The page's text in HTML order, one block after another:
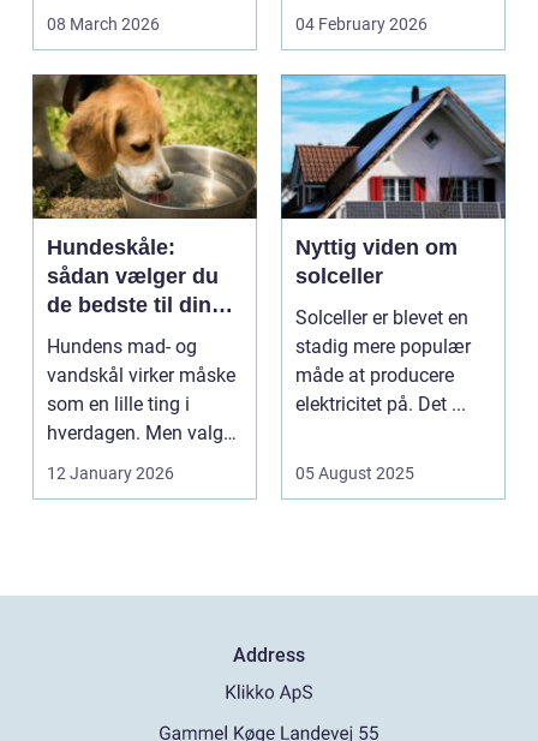
fordi b...
08 March 2026
bæreevnen af pæle til
04 February 2026
Hundeskåle:
sådan vælger du
de bedste til din
hund
Hundens mad- og
vandskål virker måske
som en lille ting i
hverdagen. Men valg
af sk&arin...
12 January 2026
Nyttig viden om
solceller
Solceller er blevet en
stadig mere populær
måde at producere
elektricitet på. Det ...
05 August 2025
Address